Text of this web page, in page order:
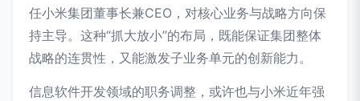
任小米集团董事长兼CEO，对核心业务与战略方向保
持主导。这种“抓大放小”的布局，既能保证集团整体
战略的连贯性，又能激发子业务单元的创新能力。
信息软件开发领域的职务调整，或许也与小米近年强